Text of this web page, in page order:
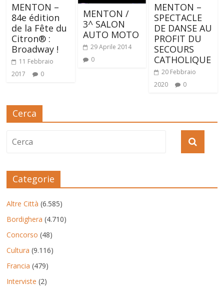
MENTON –
84e édition
de la Fête du
Citron® :
Broadway !
11 Febbraio
2017
0
MENTON /
3^ SALON
AUTO MOTO
29 Aprile 2014
0
MENTON –
SPECTACLE
DE DANSE AU
PROFIT DU
SECOURS
CATHOLIQUE
20 Febbraio
2020
0
Cerca
Categorie
Altre Città (6.585)
Bordighera (4.710)
Concorso (48)
Cultura (9.116)
Francia (479)
Interviste (2)